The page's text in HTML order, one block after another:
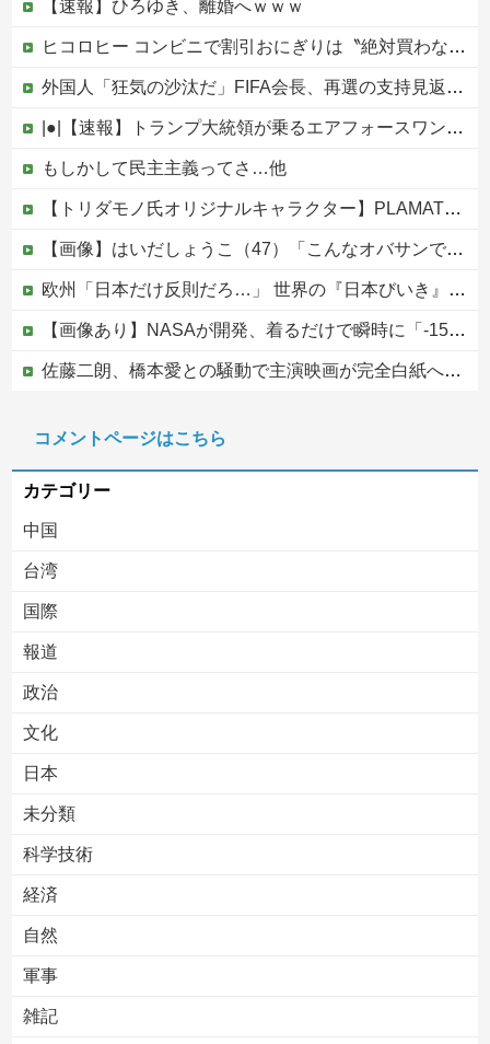
【速報】ひろゆき、離婚へｗｗｗ
ヒコロヒー コンビニで割引おにぎりは〝絶対買わない〟理由
外国人「狂気の沙汰だ」FIFA会長、再選の支持見返りにモロッコへ2030年W杯決勝の開催を打診か！海外から批判殺到！【海外の反応】
|●|【速報】トランプ大統領が乗るエアフォースワン情報漏洩事件、流出元はバイデン政権の空軍長官と判明「アクセス権を取り消す」
もしかして民主主義ってさ…他
【トリダモノ氏オリジナルキャラクター】PLAMATEA「MXちゃん」プラモデル【駿河屋 予約開始】
【画像】はいだしょうこ（47）「こんなオバサンでいいの…？」
欧州「日本だけ反則だろ…」 世界の『日本びいき』にヨーロッパ全土から不満の声
【画像あり】NASAが開発、着るだけで瞬時に「-15℃冷却」する冷感ポンチョ3,980円！
佐藤二朗、橋本愛との騒動で主演映画が完全白紙へｗｗｗｗｗ
【なんで】竹島ソングを歌う韓国アイドルグループが待望の日本デビュー
コメントページはこちら
カテゴリー
中国
台湾
国際
報道
政治
文化
日本
未分類
科学技術
経済
自然
軍事
雑記